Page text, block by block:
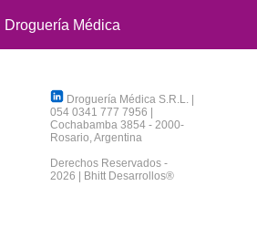
Droguería Médica S.R.L.
054 0341 777 7956
Cochabamba 3854 - 2000-
Rosario,Argentina
Derechos Reservados -
2026 |
Bhitt Desarrollos®